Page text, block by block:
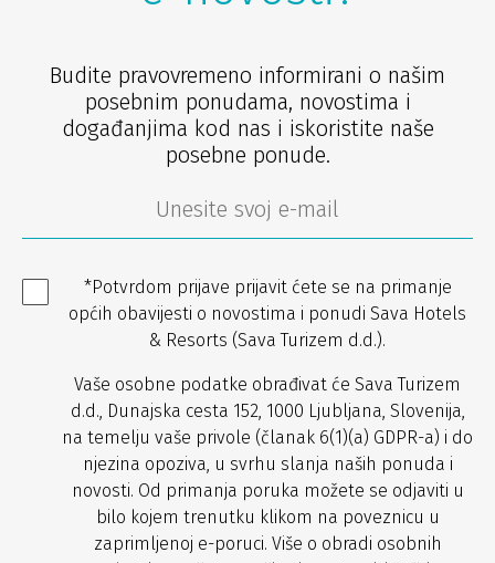
Budite pravovremeno informirani o našim
posebnim ponudama, novostima i
događanjima kod nas i iskoristite naše
posebne ponude.
*Potvrdom prijave prijavit ćete se na primanje
općih obavijesti o novostima i ponudi Sava Hotels
& Resorts (Sava Turizem d.d.).
Vaše osobne podatke obrađivat će Sava Turizem
d.d., Dunajska cesta 152, 1000 Ljubljana, Slovenija,
na temelju vaše privole (članak 6(1)(a) GDPR-a) i do
njezina opoziva, u svrhu slanja naših ponuda i
novosti. Od primanja poruka možete se odjaviti u
bilo kojem trenutku klikom na poveznicu u
zaprimljenoj e-poruci. Više o obradi osobnih